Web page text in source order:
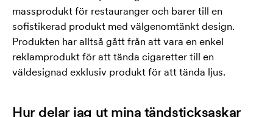
massprodukt för restauranger och barer till en
sofistikerad produkt med välgenomtänkt design.
Produkten har alltså gått från att vara en enkel
reklamprodukt för att tända cigaretter till en
väldesignad exklusiv produkt för att tända ljus.
Hur delar jag ut mina tändsticksaskar